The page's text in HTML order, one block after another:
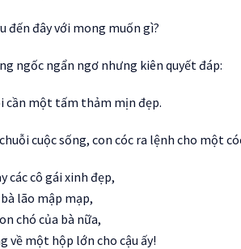
đến đây với mong muốn gì?
ngốc ngẩn ngơ nhưng kiên quyết đáp:
cần một tấm thảm mịn đẹp.
cuộc sống, con cóc ra lệnh cho một
các cô gái xinh đẹp,
lão mập mạp,
chó của bà nữa,
về một hộp lớn cho cậu ấy!